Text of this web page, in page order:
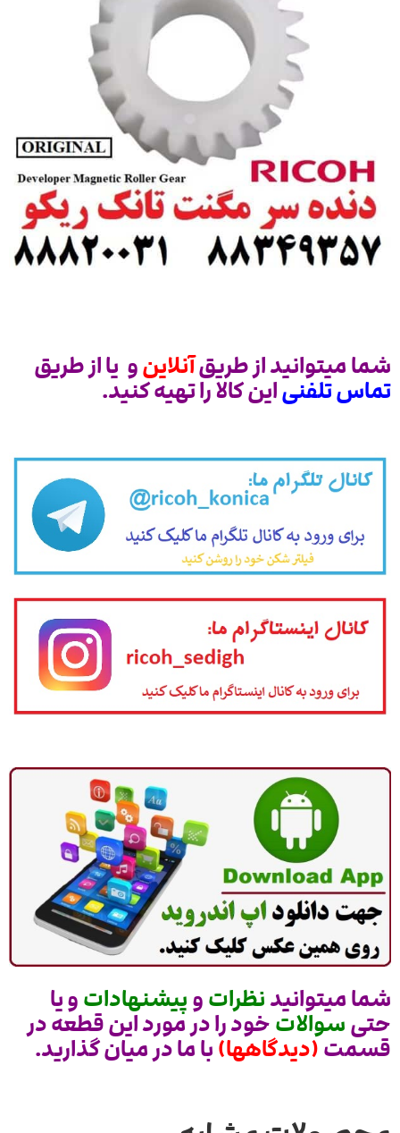
شما میتوانید از طریقآنلاینو یا از طریق
تماس تلفنیاین کالا را تهیه کنید.
شما میتوانیدنظراتوپیشنهاداتو یا
حتیسوالاتخود را در مورد این قطعه در
قسمت(دیدگاهها)با ما در میان گذارید.